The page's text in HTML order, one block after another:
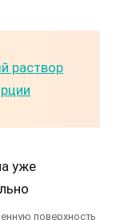
раствор
поверхность